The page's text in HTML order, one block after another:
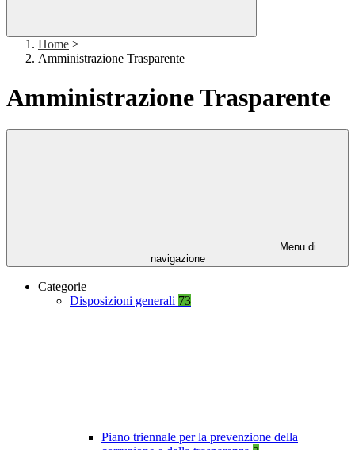
Home >
Amministrazione Trasparente
Amministrazione Trasparente
Menu di
navigazione
Categorie
Disposizioni generali 73
Piano triennale per la prevenzione della